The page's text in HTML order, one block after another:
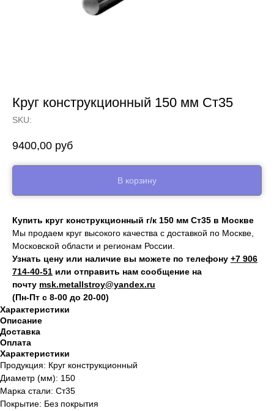
Круг конструкционный 150 мм Ст35
SKU:
9400,00 руб
В корзину
Купить круг конструкционный г/к 150 мм Ст35 в Москве
Мы продаем круг высокого качества с доставкой по Москве,
Московской области и регионам России.
Узнать цену или наличие вы можете по телефону +7 906
714‑40-51 или отправить нам сообщение на
почту msk.metallstroy@yandex.ru
(Пн-Пт с 8-00 до 20-00)
Характеристики
Описание
Доставка
Оплата
Характеристики
Продукция: Круг конструкционный
Диаметр (мм): 150
Марка стали: Ст35
Покрытие: Без покрытия